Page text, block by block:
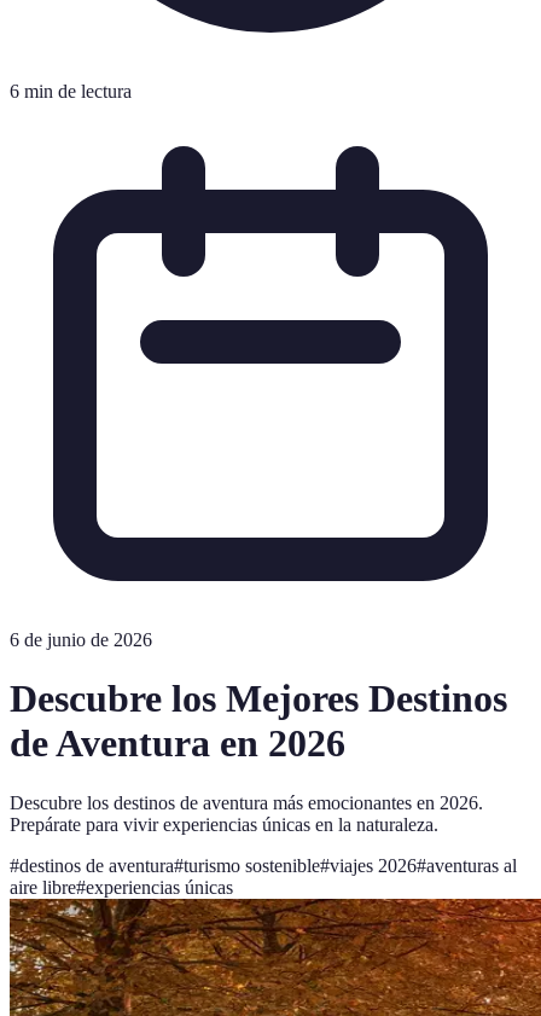
6 min de lectura
6 de junio de 2026
Descubre los Mejores Destinos
de Aventura en 2026
Descubre los destinos de aventura más emocionantes en 2026.
Prepárate para vivir experiencias únicas en la naturaleza.
#destinos de aventura#turismo sostenible#viajes 2026#aventuras al
aire libre#experiencias únicas